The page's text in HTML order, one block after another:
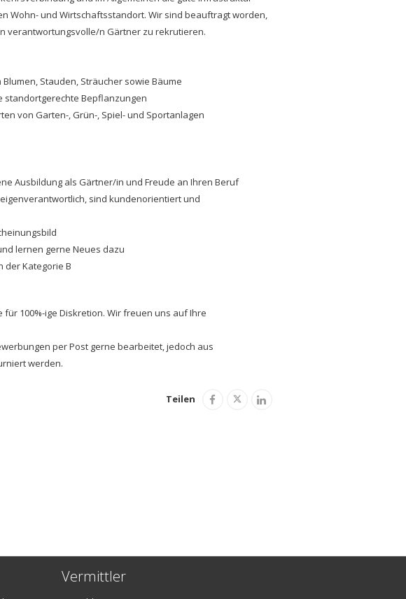
Wohn- und Wirtschaftsstandort. Wir sind beauftragt worden,
verantwortungsvolle/n Gärtner zu rekrutieren.
Stauden, Sträucher sowie Bäume
standortgerechte Bepflanzungen
von Garten-, Grün-, Spiel- und Sportanlagen
Ausbildung als Gärtner/in und Freude an Ihren Beruf
sind kundenorientiert und
lernen gerne Neues dazu
der Kategorie B
100%-ige Diskretion. Wir freuen uns auf Ihre
per Post gerne bearbeitet, jedoch aus
werden.
Teilen
Vermittler